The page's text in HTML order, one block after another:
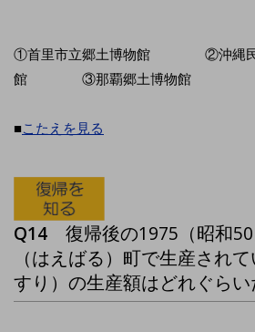
①首里市立郷土博物館 ②沖縄民
館 ③那覇郷土博物館
■こたえを見る
Q14 復帰後の1975（昭和
（はえばる）町で生産され
すり）の生産額はどれぐらい